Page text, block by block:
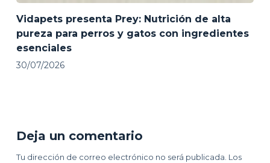
Vidapets presenta Prey: Nutrición de alta
pureza para perros y gatos con ingredientes
esenciales
30/07/2026
Deja un comentario
Tu dirección de correo electrónico no será publicada. Los